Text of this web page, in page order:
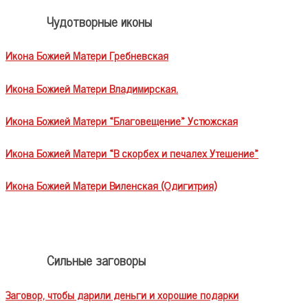
Чудотворные иконы
Икона Божией Матери Гребневская
Икона Божией Матери Владимирская.
Икона Божией Матери «Благовещение» Устюжская
Икона Божией Матери «В скорбех и печалех Утешение»
Икона Божией Матери Виленская (Одигитрия)
Сильные заговоры
Заговор, чтобы дарили деньги и хорошие подарки